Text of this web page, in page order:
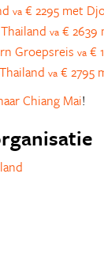
va € 2295 met
va € 2639
Groepsreis va €
va € 2795
Chiang Mai!